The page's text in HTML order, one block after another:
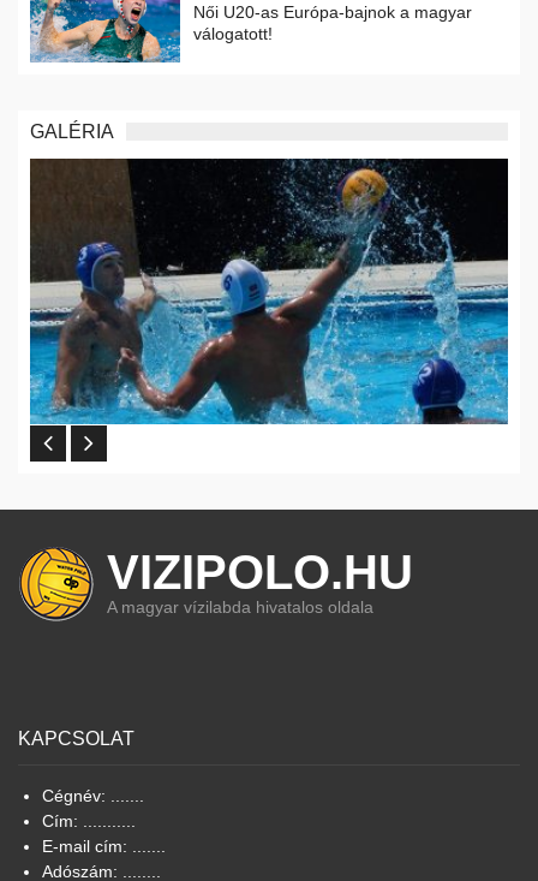
Női U20-as Európa-bajnok a magyar
válogatott!
GALÉRIA
VIZIPOLO.HU
A magyar vízilabda hivatalos oldala
KAPCSOLAT
Cégnév: .......
Cím: ...........
E-mail cím: .......
Adószám: ........